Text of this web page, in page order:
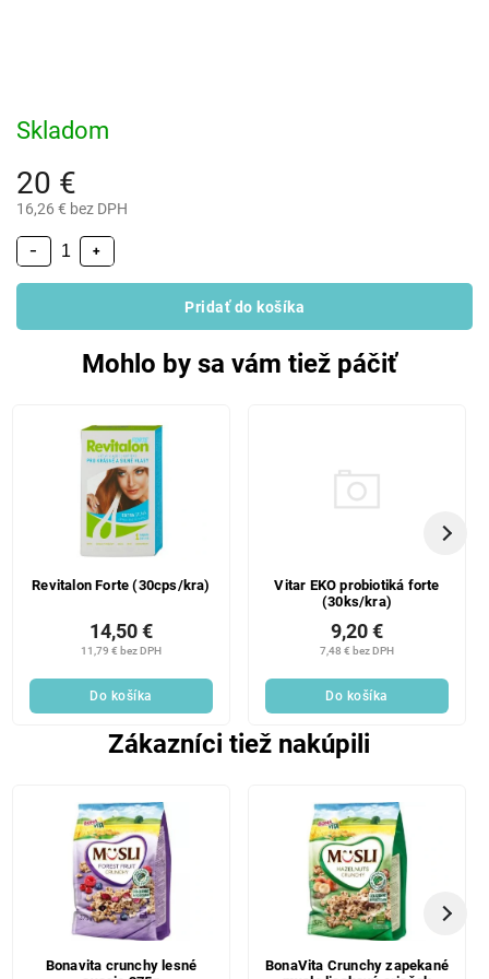
20 €
16,26 € bez DPH
Skladom
+
−
Pridať do košíka
Mohlo by sa vám tiež páčiť
Revitalon Forte (30cps/kra)
11,79 € bez DPH
14,50 €
Do košíka
Vitar EKO probiotiká forte
(30ks/kra)
7,48 € bez DPH
9,20 €
Do košíka
Zákazníci tiež nakúpili
Bonavita crunchy lesné
BonaVita Crunchy zapekané